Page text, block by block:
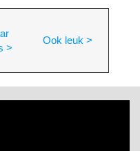
>
Ook leuk >